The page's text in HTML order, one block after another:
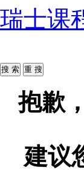
瑞士课
抱歉
建议